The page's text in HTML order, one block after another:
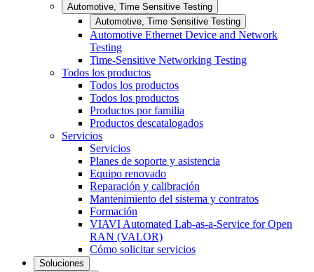
Automotive, Time Sensitive Testing
Automotive, Time Sensitive Testing
Automotive Ethernet Device and Network
Testing
Time-Sensitive Networking Testing
Todos los productos
Todos los productos
Todos los productos
Productos por familia
Productos descatalogados
Servicios
Servicios
Planes de soporte y asistencia
Equipo renovado
Reparación y calibración
Mantenimiento del sistema y contratos
Formación
VIAVI Automated Lab-as-a-Service for Open
RAN (VALOR)
Cómo solicitar servicios
Soluciones